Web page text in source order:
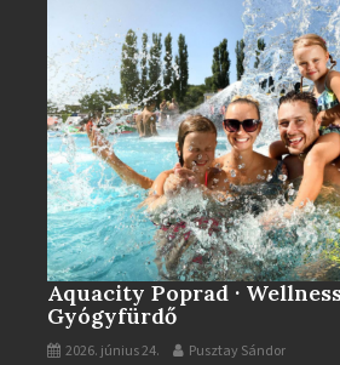
Aquacity Poprad ·
Gyógyfürdő
2026. június 24. Pusztay Sándor